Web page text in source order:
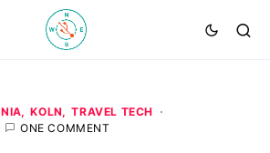
KOLN
TRAVEL TECH
ONE COMMENT